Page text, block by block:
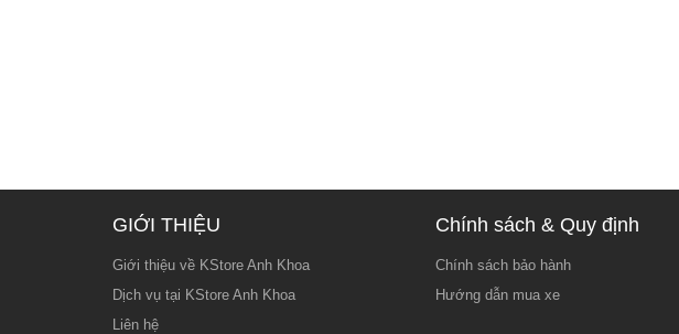
GIỚI THIỆU
Giới thiệu về KStore Anh Khoa
Dịch vụ tại KStore Anh Khoa
Liên hệ
Chính sách & Quy định
Chính sách bảo hành
Hướng dẫn mua xe